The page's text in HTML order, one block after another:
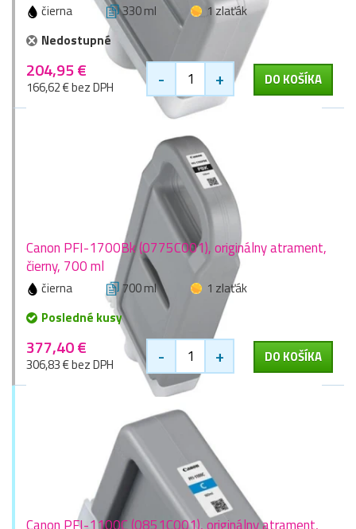
čierna 330 ml
1 zlaťák
Nedostupné
204,95 €
166,62 € bez DPH - + DO KOŠÍKA
Canon PFI-1700Bk (0775C001), originálny atrament,
čierny, 700 ml
čierna 700 ml
1 zlaťák
Posledné kusy
377,40 €
306,83 € bez DPH - + DO KOŠÍKA
Canon PFI-1100C (0851C001), originálny atrament,